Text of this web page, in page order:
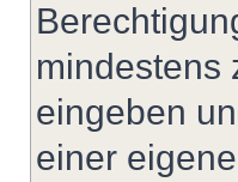
mindestens
eingeben
einer